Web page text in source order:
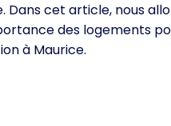
cet article, nous
des logements
à Maurice.